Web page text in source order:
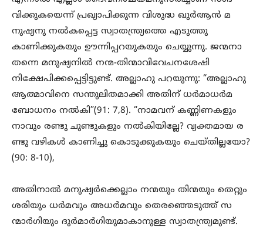
വിക്കുകയെന്ന് പ്രഖ്യാപിക്കുന്ന വിശുദ്ധ ഖുർആൻ മ
നുഷ്യനു നൽകപ്പെട്ട സ്വാതന്ത്ര്യത്തെ എടുത്തു
കാണിക്കുകയും ഊന്നിപ്പറയുകയും ചെയ്യുന്നു. ജന്മനാ
തന്നെ മനുഷ്യനിൽ നന്മ-തിന്മാവിവേചനശേഷി
നിക്ഷേപിക്കപ്പെട്ടിട്ടുണ്ട്. അല്ലാഹു പറയുന്നു: “അല്ലാഹു
ആത്മാവിനെ സന്തുലിതമാക്കി അതിന് ധർമാധർമ
ബോധനം നൽകി”(91: 7,8). “നാമവന് കണ്ണിണകളും
നാവും രണ്ടു ചുണ്ടുകളും നൽകിയില്ലേ? വ്യക്തമായ ര
ണ്ടു വഴികൾ കാണിച്ചു കൊടുക്കുകയും ചെയ്തില്ലയോ?
(90: 8-10),
അതിനാൽ മനുഷ്യർക്കെല്ലാം നന്മയും തിന്മയും തെറ്റും
ശരിയും ധർമവും അധർമവും തെരഞ്ഞെടുത്ത് സ
ന്മാർഗിയും ദുർമാർഗിയുമാകാനുള്ള സ്വാതന്ത്ര്യമുണ്ട്.